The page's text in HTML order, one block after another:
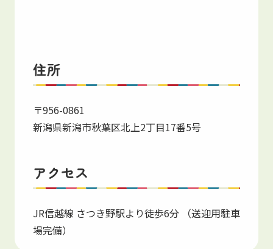
住所
〒956-0861
新潟県新潟市秋葉区北上2丁目17番5号
アクセス
JR信越線 さつき野駅より徒歩6分 （送迎用駐車
場完備）